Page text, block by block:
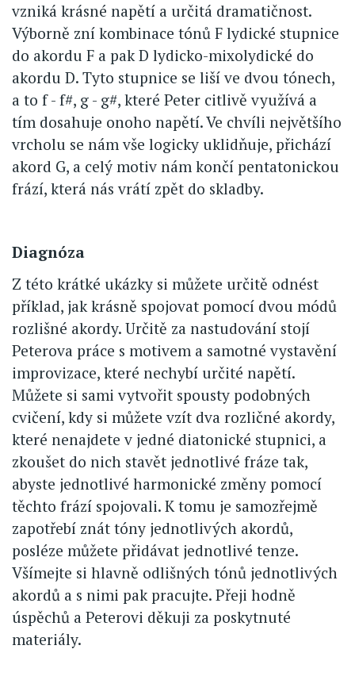
vzniká krásné napětí a určitá dramatičnost.
Výborně zní kombinace tónů F lydické stupnice
do akordu F a pak D lydicko-mixolydické do
akordu D. Tyto stupnice se liší ve dvou tónech,
a to f - f#, g - g#, které Peter citlivě využívá a
tím dosahuje onoho napětí. Ve chvíli největšího
vrcholu se nám vše logicky uklidňuje, přichází
akord G, a celý motiv nám končí pentatonickou
frází, která nás vrátí zpět do skladby.
Diagnóza
Z této krátké ukázky si můžete určitě odnést
příklad, jak krásně spojovat pomocí dvou módů
rozlišné akordy. Určitě za nastudování stojí
Peterova práce s motivem a samotné vystavění
improvizace, které nechybí určité napětí.
Můžete si sami vytvořit spousty podobných
cvičení, kdy si můžete vzít dva rozličné akordy,
které nenajdete v jedné diatonické stupnici, a
zkoušet do nich stavět jednotlivé fráze tak,
abyste jednotlivé harmonické změny pomocí
těchto frází spojovali. K tomu je samozřejmě
zapotřebí znát tóny jednotlivých akordů,
posléze můžete přidávat jednotlivé tenze.
Všímejte si hlavně odlišných tónů jednotlivých
akordů a s nimi pak pracujte. Přeji hodně
úspěchů a Peterovi děkuji za poskytnuté
materiály.